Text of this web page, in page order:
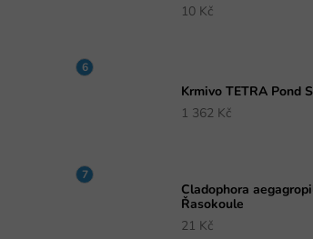
10 Kč
Krmivo TETRA Pond
1 362 Kč
Cladophora
Řasokoule
21 Kč